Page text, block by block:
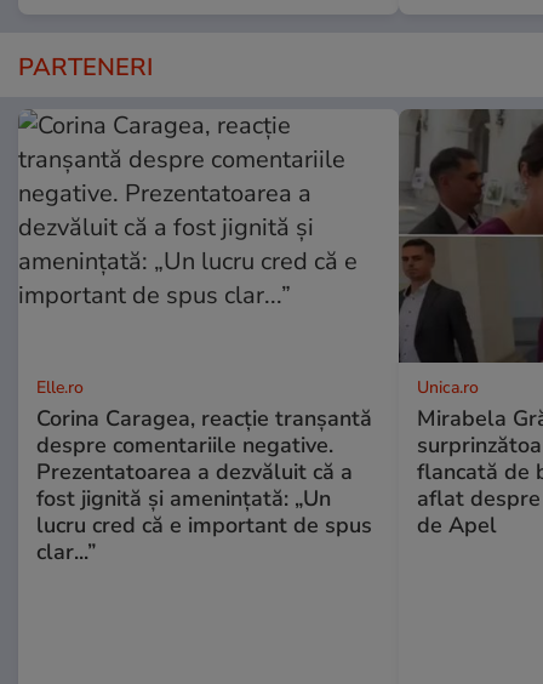
PARTENERI
Elle.ro
Corina Caragea, reacție tranșantă
despre comentariile negative.
Prezentatoarea a dezvăluit că a
fost jignită și amenințată: „Un
lucru cred că e important de spus
clar...”
Unica.ro
Mirabela
flancată de
aflat
de Apel